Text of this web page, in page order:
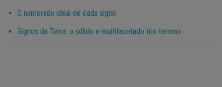
O namorado ideal de cada signo
Signos da Terra: o sólido e multifacetado trio terreno